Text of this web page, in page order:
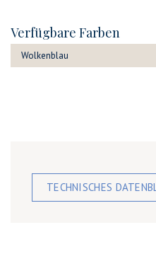
Verfügbare Farben
Wolkenblau
TECHNISCHES